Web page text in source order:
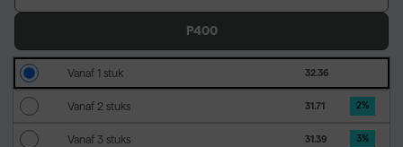
P400
Vanaf 1 stuk 32.36
Vanaf 2 stuks 31.71 2%
Vanaf 3 stuks 31.39 3%